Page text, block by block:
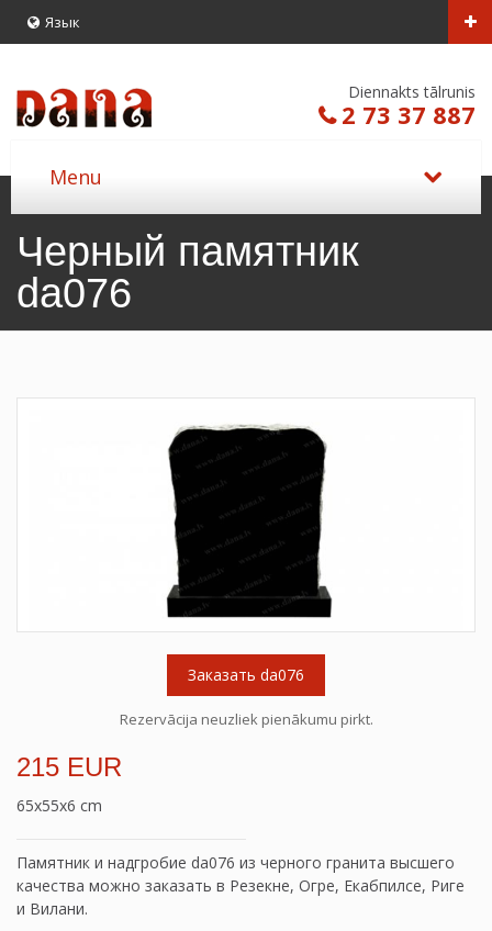
Язык
Diennakts tālrunis
2 73 37 887
Черный памятник
da076
Заказать da076
Rezervācija neuzliek pienākumu pirkt.
215 EUR
65x55x6 cm
Памятник и надгробие da076 из черного гранита высшего
качества можно заказать в Резекне, Огре, Екабпилсе, Риге
и Вилани.